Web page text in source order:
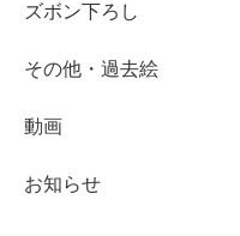
ズボン下ろし
その他・過去絵
動画
お知らせ